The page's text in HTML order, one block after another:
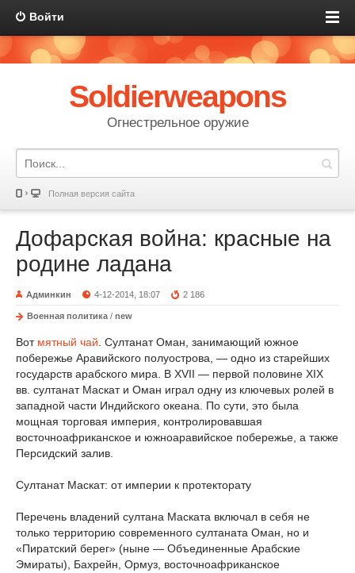
Войти
Soldierweapons
Огнестрельное оружие
Полная версия сайта
Дофарская война: красные на
родине ладана
Админкин 4-12-2014, 18:07 2 186
Военная политика / new
Вот мятный чай . Султанат Оман, занимающий южное
побережье Аравийского полуострова, — одно из старейших
государств арабского мира. В XVII — первой половине XIX
вв. султанат Маскат и Оман играл одну из ключевых ролей в
западной части Индийского океана. По сути, это была
мощная торговая империя, контролировавшая
восточноафриканское и южноаравийское побережье, а также
Персидский залив.
Султанат Маскат: от империи к протекторату
Перечень владений султана Маската включал в себя не
только территорию современного султаната Оман, но и
«Пиратский берег» (ныне — Объединенные Арабские
Эмираты), Бахрейн, Ормуз, восточноафриканское